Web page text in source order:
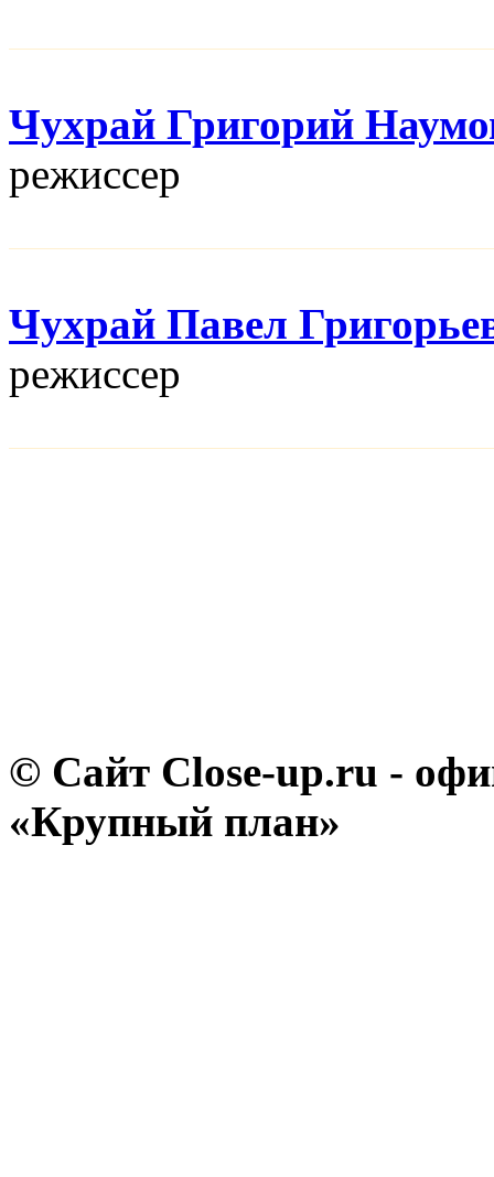
Чухрай Григорий
режисcер
Чухрай Павел
режисcер
© Сайт Close-up.ru -
«Крупный план»